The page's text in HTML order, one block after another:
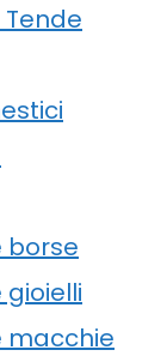
borse
gioielli
macchie